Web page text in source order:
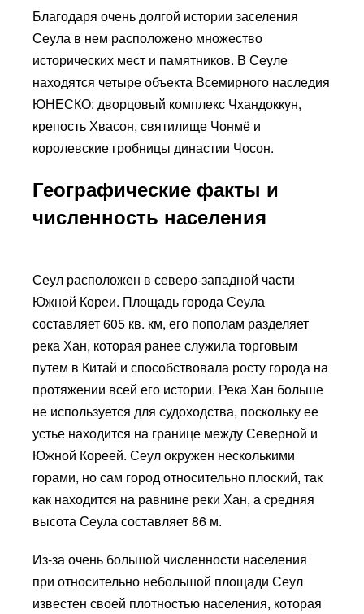
Благодаря очень долгой истории заселения
Сеула в нем расположено множество
исторических мест и памятников. В Сеуле
находятся четыре объекта Всемирного наследия
ЮНЕСКО: дворцовый комплекс Чхандоккун,
крепость Хвасон, святилище Чонмё и
королевские гробницы династии Чосон.
Географические факты и
численность населения
Сеул расположен в северо-западной части
Южной Кореи. Площадь города Сеула
составляет 605 кв. км, его пополам разделяет
река Хан, которая ранее служила торговым
путем в Китай и способствовала росту города на
протяжении всей его истории. Река Хан больше
не используется для судоходства, поскольку ее
устье находится на границе между Северной и
Южной Кореей. Сеул окружен несколькими
горами, но сам город относительно плоский, так
как находится на равнине реки Хан, а средняя
высота Сеула составляет 86 м.
Из-за очень большой численности населения
при относительно небольшой площади Сеул
известен своей плотностью населения, которая